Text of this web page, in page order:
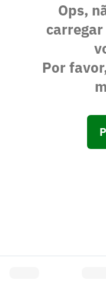
Ops,
Por